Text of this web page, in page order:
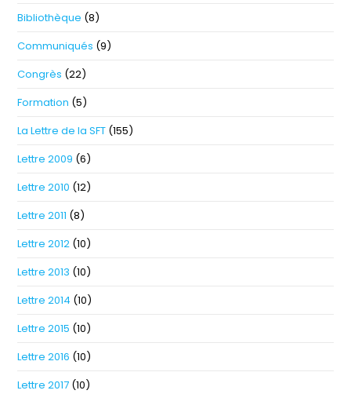
Bibliothèque (8)
Communiqués (9)
Congrès (22)
Formation (5)
La Lettre de la SFT (155)
Lettre 2009 (6)
Lettre 2010 (12)
Lettre 2011 (8)
Lettre 2012 (10)
Lettre 2013 (10)
Lettre 2014 (10)
Lettre 2015 (10)
Lettre 2016 (10)
Lettre 2017 (10)